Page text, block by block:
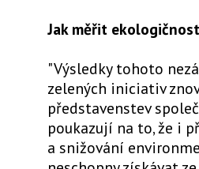
Jak měřit
"Výsledky tohoto
zelených iniciativ
představenstev
poukazují na to, že i
a snižování